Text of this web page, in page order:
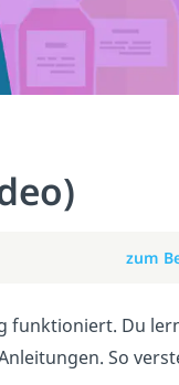
zum
funktioniert. Du
So